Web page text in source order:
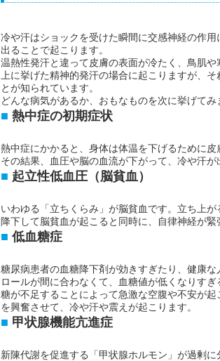
冷や汗はショックを受けた瞬間に交感神経の作
出ることで起こります。
温熱性発汗と違って皮膚の表面が冷たく、鳥肌
上に挙げた精神的発汗の場合に起こりますが、
とが知られています。
どんな病気があるか、おもなものを次に挙げてみ
熱中症の初期症状
熱中症にかかると、身体は体温を下げるために
その結果、血圧や脳の血流が下がって、冷や汗が
起立性低血圧（脳貧血）
いわゆる「立ちくらみ」が脳貧血です。立ち上
降下して脳貧血が起こると同時に、自律神経が
低血糖症
糖尿病患者の血糖降下剤が効きすぎたり、健康
ロールが間に合わなくて、血糖値が低くなりすぎ
糖が不足することによって急激な空腹や不安が
を興奮させて、冷や汗や震えが起こります。
甲状腺機能亢進症
新陳代謝を促進する「甲状腺ホルモン」が過剰